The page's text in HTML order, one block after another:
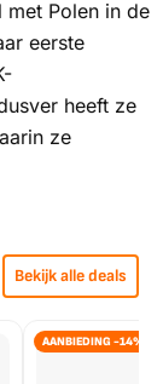
Polen in de
eerste
heeft ze
ze
Bekijk alle deals
AANBIEDING -14%